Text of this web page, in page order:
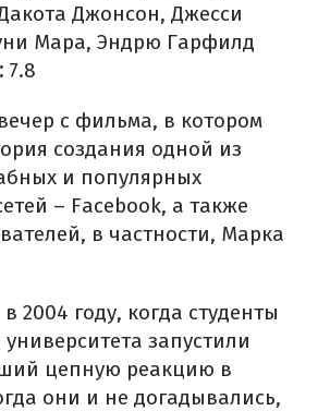
Джонсон, Джесси
Мара, Эндрю Гарфилд
7.8
с фильма, в котором
создания одной из
и популярных
– Facebook, а также
в частности, Марка
2004 году, когда студенты
университета запустили
цепную реакцию в
они и не догадывались,